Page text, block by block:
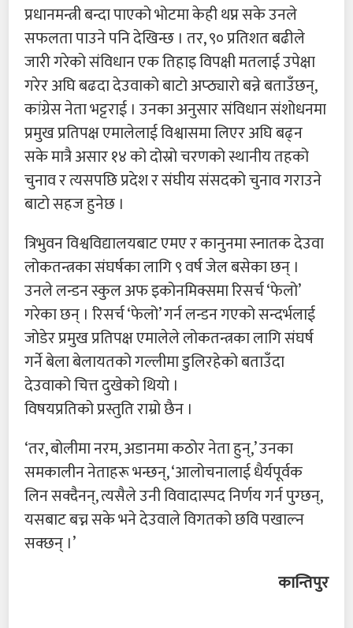
प्रधानमन्त्री बन्दा पाएको भोटमा केही थप्न सके उनले
सफलता पाउने पनि देखिन्छ । तर, ९० प्रतिशत बढीले
जारी गरेको संविधान एक तिहाइ विपक्षी मतलाई उपेक्षा
गरेर अघि बढदा देउवाको बाटो अप्ठ्यारो बन्ने बताउँछन्,
कांग्रेस नेता भट्टराई । उनका अनुसार संविधान संशोधनमा
प्रमुख प्रतिपक्ष एमालेलाई विश्वासमा लिएर अघि बढ्न
सके मात्रै असार १४ को दोस्रो चरणको स्थानीय तहको
चुनाव र त्यसपछि प्रदेश र संघीय संसदको चुनाव गराउने
बाटो सहज हुनेछ ।
त्रिभुवन विश्वविद्यालयबाट एमए र कानुनमा स्नातक देउवा
लोकतन्त्रका संघर्षका लागि ९ वर्ष जेल बसेका छन् ।
उनले लन्डन स्कुल अफ इकोनमिक्समा रिसर्च ‘फेलो’
गरेका छन् । रिसर्च ‘फेलो’ गर्न लन्डन गएको सन्दर्भलाई
जोडेर प्रमुख प्रतिपक्ष एमालेले लोकतन्त्रका लागि संघर्ष
गर्ने बेला बेलायतको गल्लीमा डुलिरहेको बताउँदा
देउवाको चित्त दुखेको थियो ।
विषयप्रतिको प्रस्तुति राम्रो छैन ।
‘तर, बोलीमा नरम, अडानमा कठोर नेता हुन्,’ उनका
समकालीन नेताहरू भन्छन्, ‘आलोचनालाई धैर्यपूर्वक
लिन सक्दैनन्, त्यसैले उनी विवादास्पद निर्णय गर्न पुग्छन्,
यसबाट बच्न सके भने देउवाले विगतको छवि पखाल्न
सक्छन् ।’
कान्तिपुर